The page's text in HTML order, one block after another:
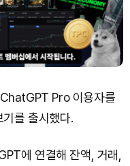
Pro 이용자를
를 출시했다.
에 연결해 잔액, 거래,